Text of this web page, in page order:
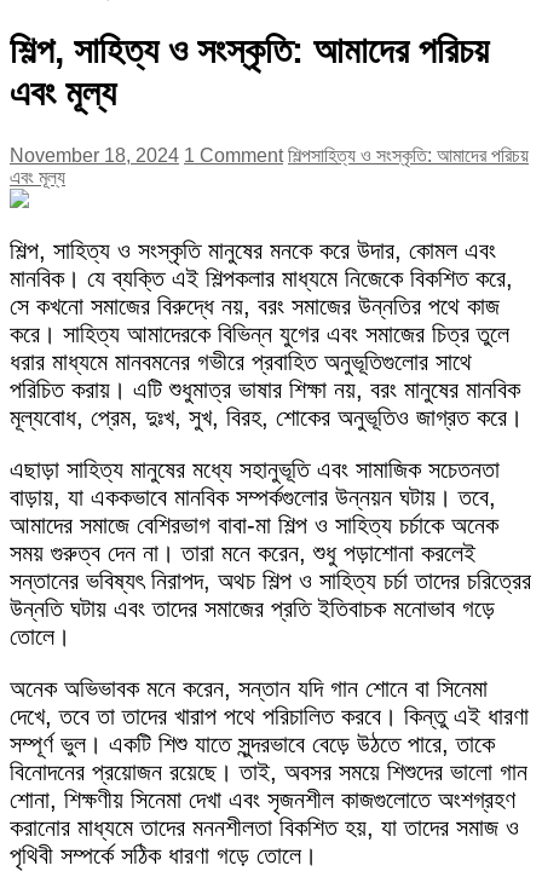
শিল্প, সাহিত্য ও সংস্কৃতি: আমাদের পরিচয়
এবং মূল্য
November 18, 2024 1 Comment শিল্পসাহিত্য ও সংস্কৃতি: আমাদের পরিচয়
এবং মূল্য
শিল্প, সাহিত্য ও সংস্কৃতি মানুষের মনকে করে উদার, কোমল এবং
মানবিক। যে ব্যক্তি এই শিল্পকলার মাধ্যমে নিজেকে বিকশিত করে,
সে কখনো সমাজের বিরুদ্ধে নয়, বরং সমাজের উন্নতির পথে কাজ
করে। সাহিত্য আমাদেরকে বিভিন্ন যুগের এবং সমাজের চিত্র তুলে
ধরার মাধ্যমে মানবমনের গভীরে প্রবাহিত অনুভূতিগুলোর সাথে
পরিচিত করায়। এটি শুধুমাত্র ভাষার শিক্ষা নয়, বরং মানুষের মানবিক
মূল্যবোধ, প্রেম, দুঃখ, সুখ, বিরহ, শোকের অনুভূতিও জাগ্রত করে।
এছাড়া সাহিত্য মানুষের মধ্যে সহানুভূতি এবং সামাজিক সচেতনতা
বাড়ায়, যা এককভাবে মানবিক সম্পর্কগুলোর উন্নয়ন ঘটায়। তবে,
আমাদের সমাজে বেশিরভাগ বাবা-মা শিল্প ও সাহিত্য চর্চাকে অনেক
সময় গুরুত্ব দেন না। তারা মনে করেন, শুধু পড়াশোনা করলেই
সন্তানের ভবিষ্যৎ নিরাপদ, অথচ শিল্প ও সাহিত্য চর্চা তাদের চরিত্রের
উন্নতি ঘটায় এবং তাদের সমাজের প্রতি ইতিবাচক মনোভাব গড়ে
তোলে।
অনেক অভিভাবক মনে করেন, সন্তান যদি গান শোনে বা সিনেমা
দেখে, তবে তা তাদের খারাপ পথে পরিচালিত করবে। কিন্তু এই ধারণা
সম্পূর্ণ ভুল। একটি শিশু যাতে সুন্দরভাবে বেড়ে উঠতে পারে, তাকে
বিনোদনের প্রয়োজন রয়েছে। তাই, অবসর সময়ে শিশুদের ভালো গান
শোনা, শিক্ষণীয় সিনেমা দেখা এবং সৃজনশীল কাজগুলোতে অংশগ্রহণ
করানোর মাধ্যমে তাদের মননশীলতা বিকশিত হয়, যা তাদের সমাজ ও
পৃথিবী সম্পর্কে সঠিক ধারণা গড়ে তোলে।